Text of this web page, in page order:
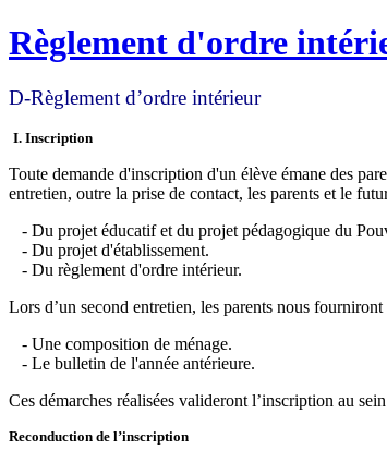
Règlement d'ordre
D-Règlement d’ordre intérieur
I. Inscription
Toute demande d'inscription d'un élève émane des
entretien, outre la prise de contact, les parents et le
- Du projet éducatif et du projet pédagogique du
- Du projet d'établissement.
- Du règlement d'ordre intérieur.
Lors d’un second entretien, les parents nous
- Une composition de ménage.
- Le bulletin de l'année antérieure.
Ces démarches réalisées valideront l’inscription au
Reconduction de l’inscription